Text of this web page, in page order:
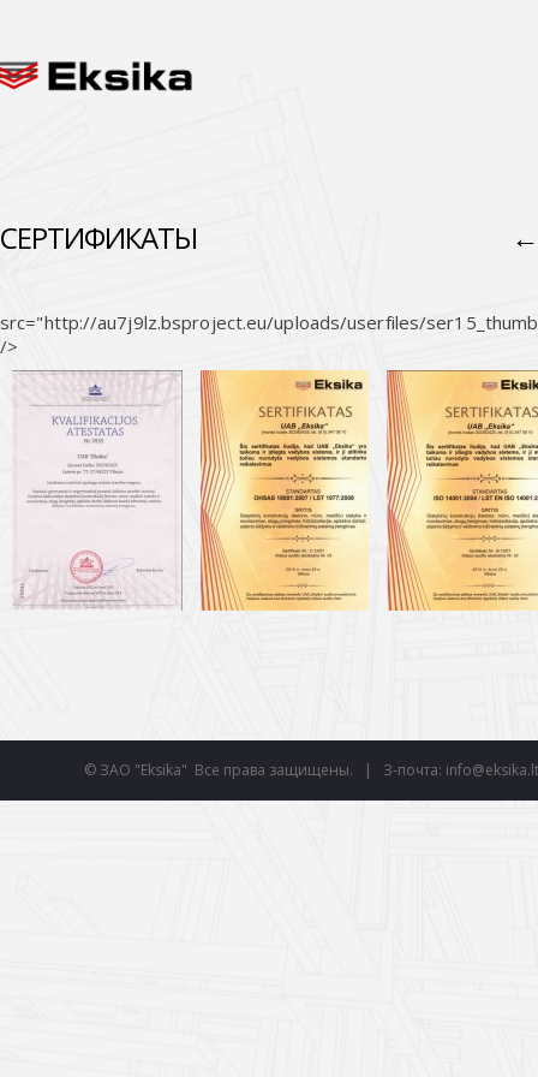
СЕРТИФИКАТЫ ←
src="http://au7j9lz.bsproject.eu/uploads/userfiles/
/>
© ЗАО "Eksika" Все права защищены. | З-почта: info@eksika.lt